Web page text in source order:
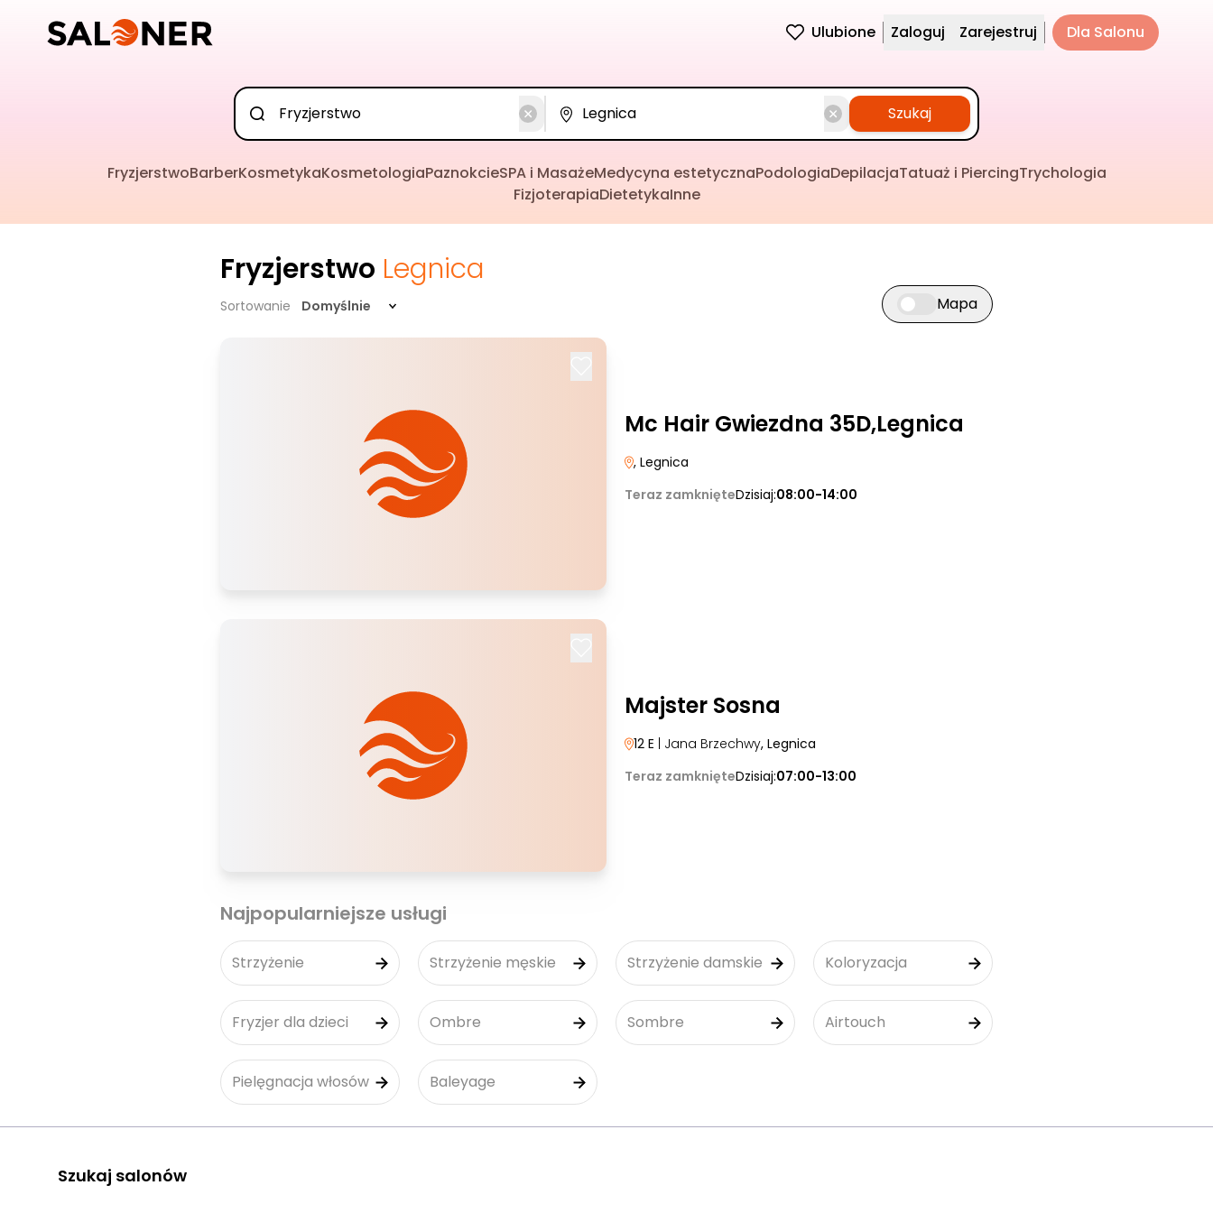
Ulubione Zaloguj Zarejestruj Dla Salonu
Szukaj
FryzjerstwoBarberKosmetykaKosmetologiaPaznokcieSPA i MasażeMedycyna estetycznaPodologiaDepilacjaTatuaż i PiercingTrychologia
FizjoterapiaDietetykaInne
Fryzjerstwo Legnica
Sortowanie Domyślnie Przełącz widok mapy
Mapa
Mc Hair Gwiezdna 35D,Legnica
, Legnica
Teraz zamknięteDzisiaj:08:00-14:00
Majster Sosna
12 E | Jana Brzechwy, Legnica
Teraz zamknięteDzisiaj:07:00-13:00
Najpopularniejsze usługi
Strzyżenie Strzyżenie męskie Strzyżenie damskie Koloryzacja
Fryzjer dla dzieci Ombre Sombre Airtouch
Pielęgnacja włosów Baleyage
Szukaj salonów